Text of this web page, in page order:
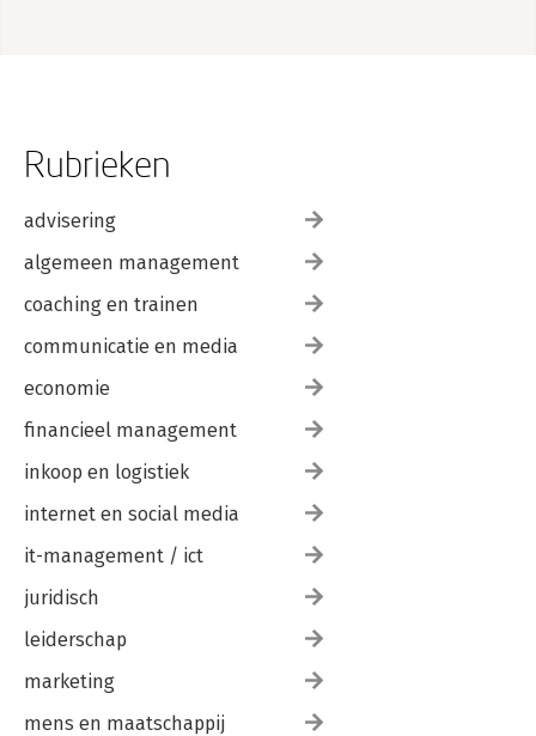
Rubrieken
advisering
algemeen management
coaching en trainen
communicatie en media
economie
financieel management
inkoop en logistiek
internet en social media
it-management / ict
juridisch
leiderschap
marketing
mens en maatschappij